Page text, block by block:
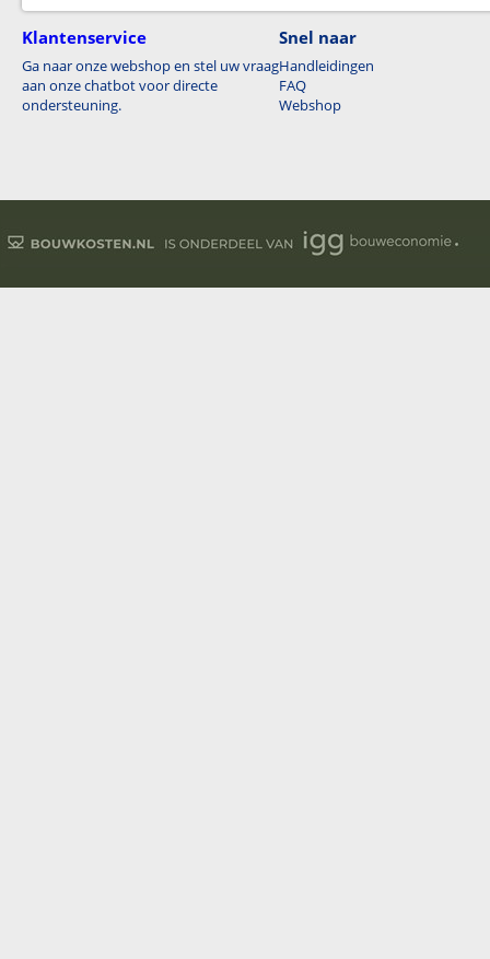
Klantenservice
Ga naar onze webshop en stel uw vraag
aan onze chatbot voor directe
ondersteuning.
Snel naar
Handleidingen
FAQ
Webshop